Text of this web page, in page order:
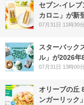
セブン‐イレ
カロニ」が新
07月31日 11時30分
スターバック
ル」が2026年
07月31日 13時00分
オリーブの丘
ンガーリック